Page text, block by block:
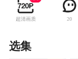
超清画质 20
选集